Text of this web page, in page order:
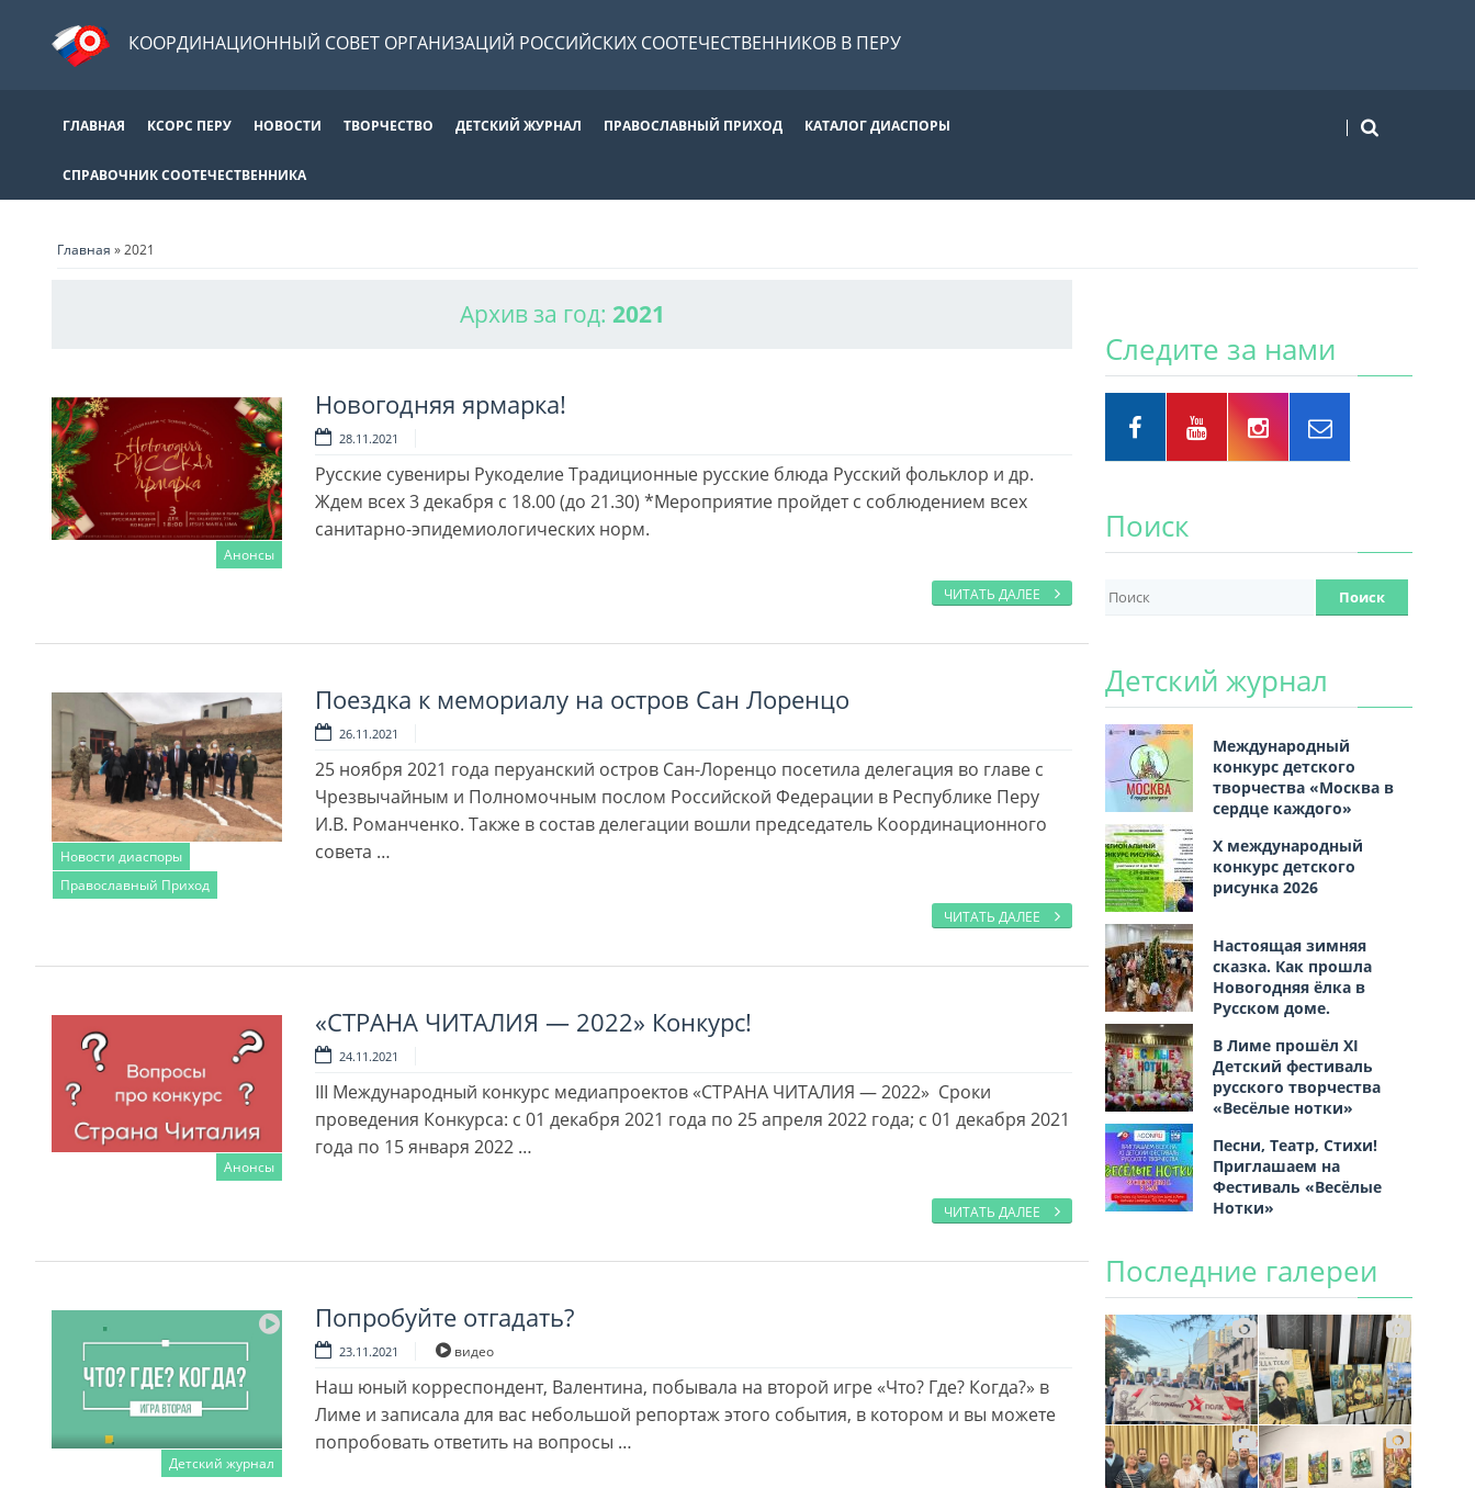
КООРДИНАЦИОННЫЙ СОВЕТ ОРГАНИЗАЦИЙ РОССИЙСКИХ СООТЕЧЕСТВЕННИКОВ В ПЕРУ
ГЛАВНАЯ КСОРС ПЕРУ НОВОСТИ ТВОРЧЕСТВО ДЕТСКИЙ ЖУРНАЛ ПРАВОСЛАВНЫЙ ПРИХОД КАТАЛОГ ДИАСПОРЫ
СПРАВОЧНИК СООТЕЧЕСТВЕННИКА
Главная »2021
Архив за год: 2021
Анонсы
Новогодняя ярмарка!
28.11.2021
Русские сувениры Рукоделие Традиционные русские блюда Русский фольклор и др.
Ждем всех 3 декабря с 18.00 (до 21.30) *Мероприятие пройдет с соблюдением всех
санитарно-эпидемиологических норм.
ЧИТАТЬ ДАЛЕЕ
Новости диаспоры
Православный Приход
Поездка к мемориалу на остров Сан Лоренцо
26.11.2021
25 ноября 2021 года перуанский остров Сан-Лоренцо посетила делегация во главе с
Чрезвычайным и Полномочным послом Российской Федерации в Республике Перу
И.В. Романченко. Также в состав делегации вошли председатель Координационного
совета …
ЧИТАТЬ ДАЛЕЕ
Анонсы
«СТРАНА ЧИТАЛИЯ — 2022» Конкурс!
24.11.2021
III Международный конкурс медиапроектов «СТРАНА ЧИТАЛИЯ — 2022» Сроки
проведения Конкурса: с 01 декабря 2021 года по 25 апреля 2022 года; с 01 декабря 2021
года по 15 января 2022 …
ЧИТАТЬ ДАЛЕЕ
Детский журнал
Попробуйте отгадать?
23.11.2021 видео
Наш юный корреспондент, Валентина, побывала на второй игре «Что? Где? Когда?» в
Лиме и записала для вас небольшой репортаж этого события, в котором и вы можете
попробовать ответить на вопросы …
Следите за нами
Поиск
Детский журнал
Международный
конкурс детского
творчества «Москва в
сердце каждого»
Х международный
конкурс детского
рисунка 2026
Настоящая зимняя
сказка. Как прошла
Новогодняя ёлка в
Русском доме.
В Лиме прошёл XI
Детский фестиваль
русского творчества
«Весёлые нотки»
Песни, Театр, Стихи!
Приглашаем на
Фестиваль «Весёлые
Нотки»
Последние галереи